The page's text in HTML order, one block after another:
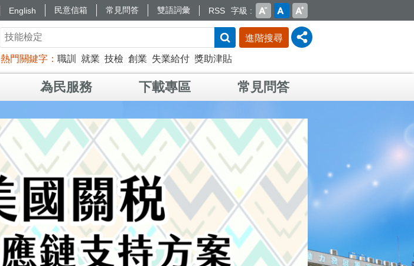
English 民意信箱 常見問答 雙語詞彙 RSS 字級
進階搜尋
熱門關鍵字 職訓 就業 技檢 創業 失業給付 獎助津貼
為民服務 下載專區 常見問答